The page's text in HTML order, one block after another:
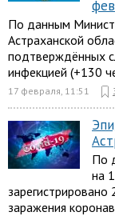
По данным
Астраханской
подтверждённых
инфекцией (+130
17 февраля, 11:51
По
на
заражения